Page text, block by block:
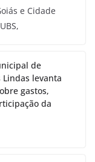
e Cidade
de
Lindas levanta
gastos,
da